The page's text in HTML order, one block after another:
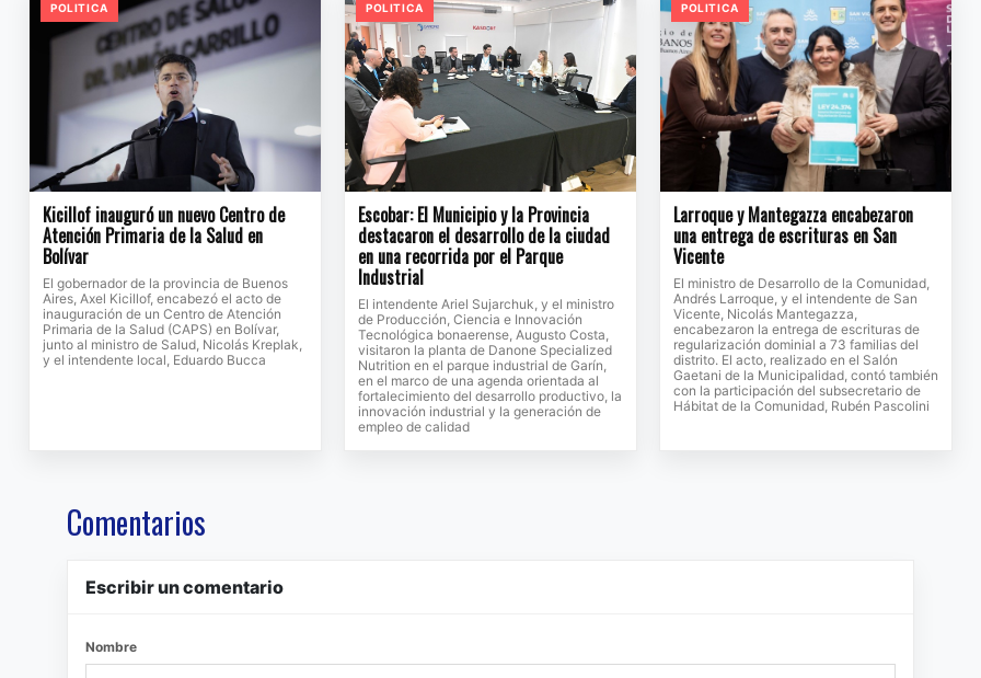
POLITICA
Kicillof inauguró un nuevo Centro de
Atención Primaria de la Salud en
Bolívar
El gobernador de la provincia de Buenos
Aires, Axel Kicillof, encabezó el acto de
inauguración de un Centro de Atención
Primaria de la Salud (CAPS) en Bolívar,
junto al ministro de Salud, Nicolás Kreplak,
y el intendente local, Eduardo Bucca
POLITICA
Escobar: El Municipio y la Provincia
destacaron el desarrollo de la ciudad
en una recorrida por el Parque
Industrial
El intendente Ariel Sujarchuk, y el ministro
de Producción, Ciencia e Innovación
Tecnológica bonaerense, Augusto Costa,
visitaron la planta de Danone Specialized
Nutrition en el parque industrial de Garín,
en el marco de una agenda orientada al
fortalecimiento del desarrollo productivo, la
innovación industrial y la generación de
empleo de calidad
POLITICA
Larroque y Mantegazza encabezaron
una entrega de escrituras en San
Vicente
El ministro de Desarrollo de la Comunidad,
Andrés Larroque, y el intendente de San
Vicente, Nicolás Mantegazza,
encabezaron la entrega de escrituras de
regularización dominial a 73 familias del
distrito. El acto, realizado en el Salón
Gaetani de la Municipalidad, contó también
con la participación del subsecretario de
Hábitat de la Comunidad, Rubén Pascolini
Comentarios
Escribir un comentario
Nombre